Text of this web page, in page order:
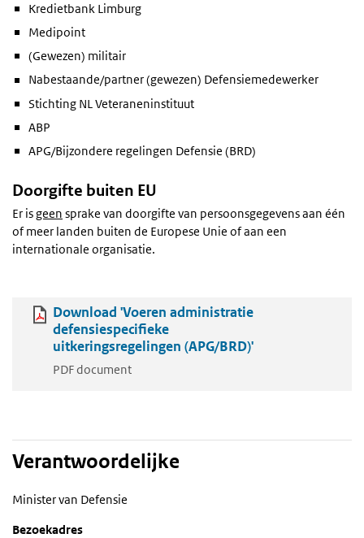
Kredietbank Limburg
Medipoint
(Gewezen) militair
Nabestaande/partner (gewezen) Defensiemedewerker
Stichting NL Veteraneninstituut
ABP
APG/Bijzondere regelingen Defensie (BRD)
Doorgifte buiten EU
Er isgeen sprake van doorgifte van persoonsgegevens aan één
of meer landen buiten de Europese Unie of aan een
internationale organisatie.
Download 'Voeren administratie
defensiespecifieke
uitkeringsregelingen (APG/BRD)'
PDF document
Verantwoordelijke
Minister van Defensie
Bezoekadres